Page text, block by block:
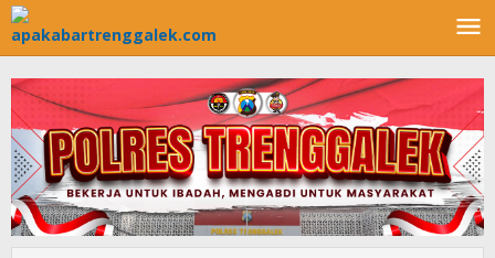
Lewati
ke
konten